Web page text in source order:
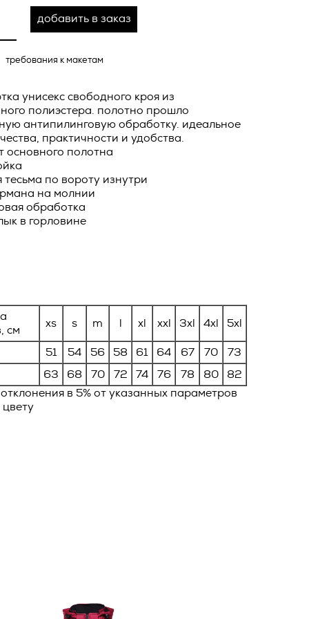
добавить в заказ
требования к макетам
унисекс свободного кроя из
полиэстера. полотно прошло
антипилинговую обработку. идеальное
практичности и удобства.
основного полотна
по вороту изнутри
на молнии
обработка
в горловине
см
xs s m l xl xxl 3xl 4xl
5xl
51 54 56 58 61 64 67 70
73
63 68 70 72 74 76 78 80
82
в 5% от указанных параметров
тексту –
по
в
и
Оферты,
и
и
№152-ФЗ
с
(ИНН
адрес
Поля, д.
и